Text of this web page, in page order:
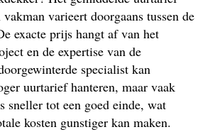
varieert doorgaans tussen de
exacte prijs hangt af van het
en de expertise van de
specialist kan
uurtarief hanteren, maar vaak
sneller tot een goed einde, wat
kosten gunstiger kan maken.